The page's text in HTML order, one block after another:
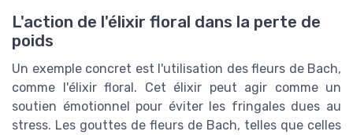
L'action de l'élixir floral dans la perte de
poids
Un exemple concret est l'utilisation des fleurs de Bach,
comme l'élixir floral. Cet élixir peut agir comme un
soutien émotionnel pour éviter les fringales dues au
stress. Les gouttes de fleurs de Bach, telles que celles